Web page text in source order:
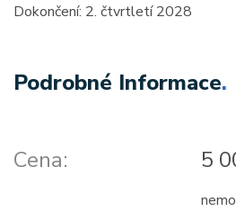
Dokončení: 2. čtvrtletí 2028
Podrobné Informace.
Cena: 5